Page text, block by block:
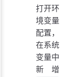
打开环
境变量
配置，
在系统
变量中
新增